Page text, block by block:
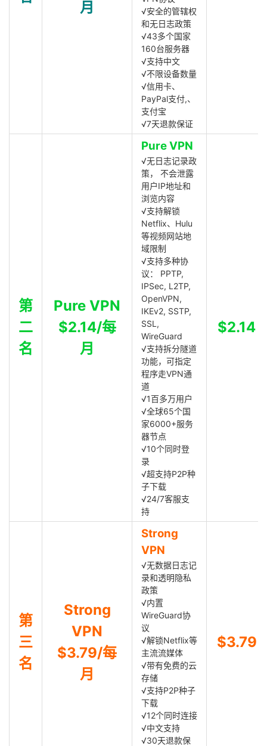
月
√安全的管辖权
和无日志政策
√43多个国家
160台服务器
√支持中文
√不限设备数量
√信用卡、
PayPal支付,、
支付宝
√7天退款保证
第
二
名
Pure VPN
$2.14/每
月
Pure VPN
√无日志记录政
策， 不会泄露
用户IP地址和
浏览内容
√支持解锁
Netflix、Hulu
等视频网站地
域限制
√支持多种协
议： PPTP,
IPSec, L2TP,
OpenVPN,
IKEv2, SSTP,
SSL,
WireGuard
√支持拆分隧道
功能，可指定
程序走VPN通
道
√1百多万用户
√全球65个国
家6000+服务
器节点
√10个同时登
录
√超支持P2P种
子下载
√24/7客服支
持
$2.14
第
三
名
Strong
VPN
$3.79/每
月
Strong
VPN
√无数据日志记
录和透明隐私
政策
√内置
WireGuard协
议
√解锁Netflix等
主流流媒体
√带有免费的云
存储
√支持P2P种子
下载
√12个同时连接
√中文支持
√30天退款保
$3.79